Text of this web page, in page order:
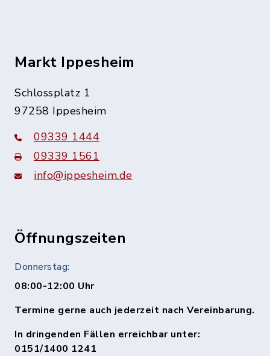
Markt Ippesheim
Schlossplatz 1
97258 Ippesheim
09339 1444
09339 1561
info@ippesheim.de
Öffnungszeiten
Donnerstag:
08:00-12:00 Uhr
Termine gerne auch jederzeit nach Vereinbarung.
In dringenden Fällen erreichbar unter:
0151/1400 1241